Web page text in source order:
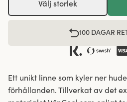
Välj storlek
100 DAGAR
Ett unikt linne som kyler ner
förhållanden. Tillverkat av det